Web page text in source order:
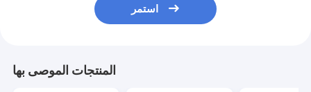
استمر
المنتجات الموصى بها